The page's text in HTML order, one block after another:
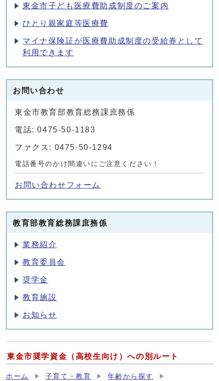
東金市子ども医療費助成制度のご案内
ひとり親家庭等医療費
マイナ保険証が医療費助成制度の受給券として
利用できます
お問い合わせ
東金市教育部教育総務課庶務係
電話: 0475-50-1183
ファクス: 0475-50-1294
電話番号のかけ間違いにご注意ください！
お問い合わせフォーム
教育部教育総務課庶務係
業務紹介
教育委員会
奨学金
教育施設
お知らせ
東金市奨学資金（高校生向け）への別ルート
ホーム 子育て・教育
年齢から探す